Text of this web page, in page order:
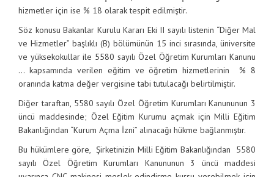
hizmetler için ise % 18 olarak tespit edilmiştir.
Söz konusu Bakanlar Kurulu Kararı Eki II sayılı listenin “Diğer Mal
ve Hizmetler” başlıklı (B) bölümünün 15 inci sırasında, üniversite
ve yüksekokullar ile 5580 sayılı Özel Öğretim Kurumları Kanunu
… kapsamında verilen eğitim ve öğretim hizmetlerinin % 8
oranında katma değer vergisine tabi tutulacağı belirtilmiştir.
Diğer taraftan, 5580 sayılı Özel Öğretim Kurumları Kanununun 3
üncü maddesinde; Özel Eğitim Kurumu açmak için Milli Eğitim
Bakanlığından “Kurum Açma İzni” alınacağı hükme bağlanmıştır.
Bu hükümlere göre, Şirketinizin Milli Eğitim Bakanlığından 5580
sayılı Özel Öğretim Kurumları Kanununun 3 üncü maddesi